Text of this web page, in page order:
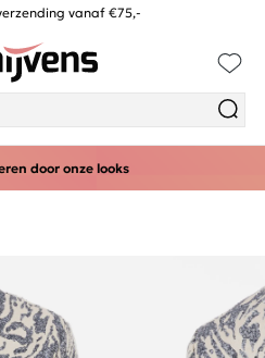
vanaf €75,-
door onze looks